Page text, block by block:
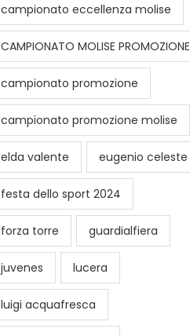
campionato eccellenza molise
CAMPIONATO MOLISE PROMOZIONE
campionato promozione
campionato promozione molise
elda valente eugenio celeste
festa dello sport 2024
forza torre guardialfiera
juvenes lucera
luigi acquafresca